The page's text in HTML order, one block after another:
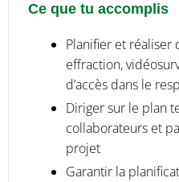
Ce que tu accomplis
Planifier et réaliser
effraction,
d’accès dans le
Diriger sur le plan
collaborateurs et
projet
Garantir la